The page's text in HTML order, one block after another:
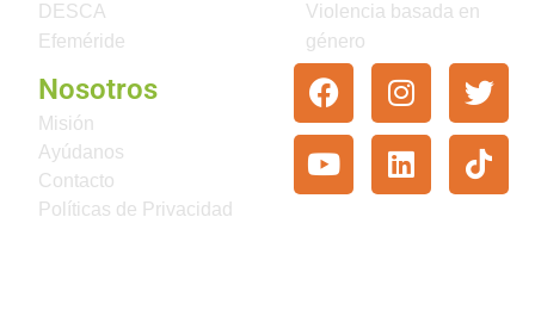
DESCA
Efeméride
Violencia basada en
género
Nosotros
Misión
Ayúdanos
Contacto
Políticas de Privacidad